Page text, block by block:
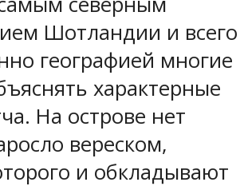
Шотландии и всего
географией многие
характерные
На острове нет
вереском,
и обкладывают